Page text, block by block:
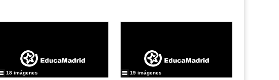
18 imágenes 19 imágenes